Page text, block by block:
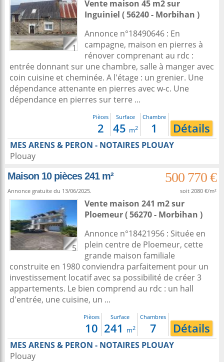
1
Vente maison 45 m2sur
Inguiniel ( 56240 - Morbihan )
Annonce n°18490646 : En
campagne, maison en pierres à
rénover comprenant au rdc :
entrée donnant sur une chambre, salle à manger avec
coin cuisine et cheminée. A l'étage : un grenier. Une
dépendance attenante en pierres avec w-c. Une
dépendance en pierres sur terre ...
Pièces
2
Surface
45 m2
Chambre
1 Détails
MES ARENS & PERON - NOTAIRES PLOUAY
Plouay
Maison 10 pièces 241 m²
500 770 €
Annonce gratuite du 13/06/2025. soit 2080 €/m²
5
Vente maison 241 m2sur
Ploemeur( 56270 - Morbihan )
Annonce n°18421956 : Située en
plein centre de Ploemeur, cette
grande maison familiale
construite en 1980 conviendra parfaitement pour un
investissement locatif avec sa possibilité de créer 3
appartements. Le bien comprend au rdc : un hall
d'entrée, une cuisine, un ...
Pièces
10
Surface
241 m2
Chambres
7 Détails
MES ARENS & PERON - NOTAIRES PLOUAY
Plouay